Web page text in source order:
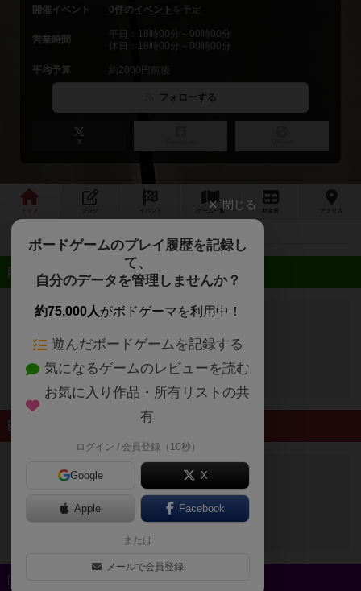
開催イベント 0件のイベント を予定
営業時間
平日：18時00分～00時00分
休日：18時00分～00時00分
平均予算 約2000円前後
フォローする
X
ゲーム 一覧 料金 アクセス
近日開催予定のイベント
開催予定のイベントはありません
終了したイベントはありません
閉じる
ボードゲームのプレイ履歴を記録し
て、
自分のデータを管理しませんか？
約75,000人がボドゲーマを利用中！
遊んだボードゲームを記録する
気になるゲームのレビューを読む
お気に入り作品・所有リストの共
有
ログイン / 会員登録（10秒）
Google X
Apple Facebook
または
メールで会員登録